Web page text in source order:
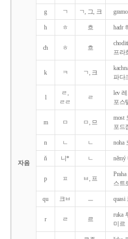
자음
g ㄱ ㄱ, 그, 크
h ㅎ 흐 hadr
ch ㅎ 흐
프라
k ㅋ ㄱ, 크
파다
l
ㄹ,
ㄹㄹ
ㄹ
lev
포스
m ㅁ ㅁ, 므
most
포드
n ㄴ ㄴ noha
ň 니* ㄴ němý
p ㅍ ㅂ, 프
스트
qu 크ㅂ ㅡ quasi
r ㄹ 르
ruka
미르